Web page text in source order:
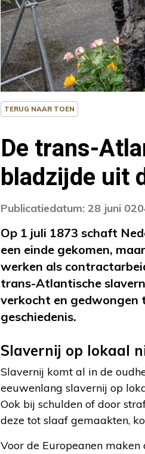
TERUG NAAR TOEN
De trans-
bladzijde uit
Publicatiedatum: 28 juni
Op 1 juli 1873 schaft
een einde gekomen,
werken als
trans-Atlantische
verkocht en gedwongen
geschiedenis.
Slavernij op lokaal
Slavernij komt al in de
eeuwenlang slavernij op
Ook bij schulden of door
deze tot slaaf gemaakten,
Voor de Europeanen